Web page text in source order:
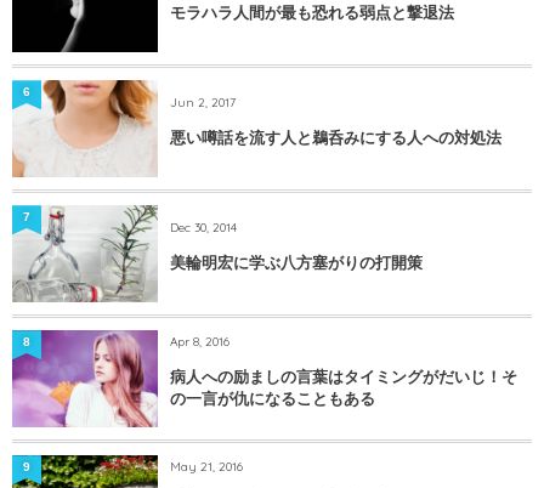
モラハラ人間が最も恐れる弱点と撃退法
Jun 2, 2017
悪い噂話を流す人と鵜呑みにする人への対処法
6
Dec 30, 2014
美輪明宏に学ぶ八方塞がりの打開策
7
Apr 8, 2016
病人への励ましの言葉はタイミングがだいじ！そ
の一言が仇になることもある
8
May 21, 2016
9